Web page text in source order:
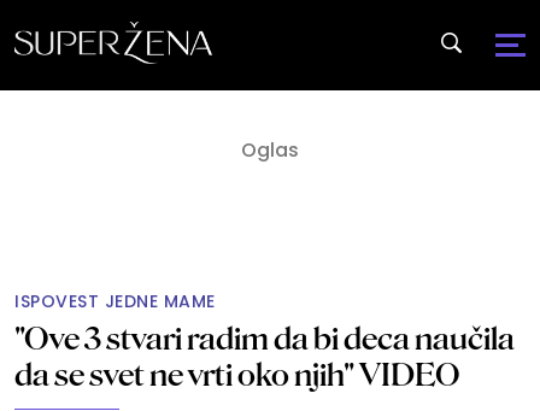
ISPOVEST JEDNE MAME
"Ove 3 stvari radim da bi deca naučila
da se svet ne vrti oko njih" VIDEO